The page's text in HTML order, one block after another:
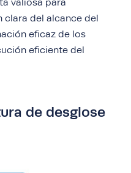
clara del alcance del
eficaz de los
eficiente del
de desglose